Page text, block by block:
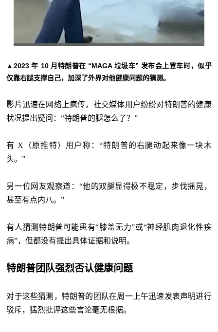
▲ 2023 年 10 月特朗普在 “MAGA 垃圾车” 发布会上登车时，似乎
仅靠右腿支撑自己，加深了外界对他健康问题的猜测。
影片迅速在网络上疯传，社交媒体用户纷纷对特朗普的健康
状况提出疑问：“特朗普的腿怎么了？”
有 X（原推特）用户称：“特朗普的右腿动起来像一块木
头。”
另一位网友观察道：“他的双腿显得极不稳定，步伐摇晃，
甚至有点内八。”
有人猜测特朗普可能患有“膝盖无力”或“神经肌肉退化性疾
病”，但都没有提出具体证据和说明。
特朗普团队强烈否认健康问题
对于这些猜测，特朗普的团队在周一上午迅速发表声明进行
驳斥，猛烈批评这些言论毫无根据。